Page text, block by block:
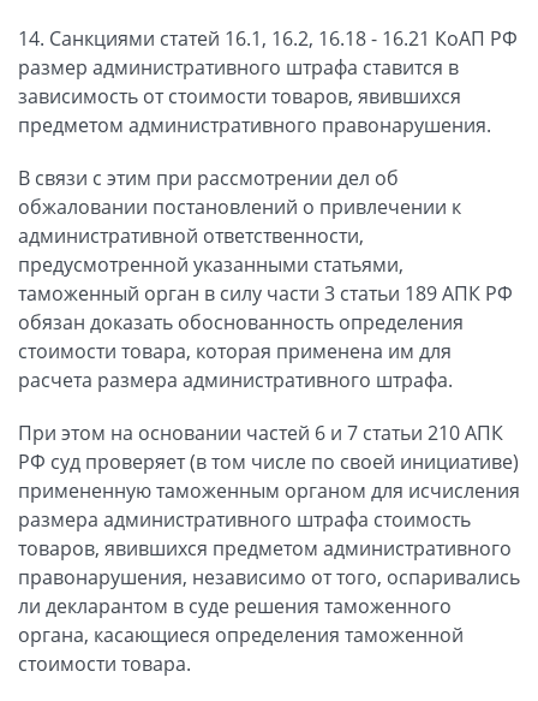
14. Санкциями статей 16.1, 16.2, 16.18 - 16.21 КоАП РФ
размер административного штрафа ставится в
зависимость от стоимости товаров, явившихся
предметом административного правонарушения.
В связи с этим при рассмотрении дел об
обжаловании постановлений о привлечении к
административной ответственности,
предусмотренной указанными статьями,
таможенный орган в силу части 3 статьи 189 АПК РФ
обязан доказать обоснованность определения
стоимости товара, которая применена им для
расчета размера административного штрафа.
При этом на основании частей 6 и 7 статьи 210 АПК
РФ суд проверяет (в том числе по своей инициативе)
примененную таможенным органом для исчисления
размера административного штрафа стоимость
товаров, явившихся предметом административного
правонарушения, независимо от того, оспаривались
ли декларантом в суде решения таможенного
органа, касающиеся определения таможенной
стоимости товара.